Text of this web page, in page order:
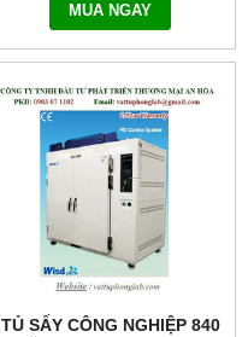
MUA NGAY
TỦ SẤY CÔNG NGHIỆP 840